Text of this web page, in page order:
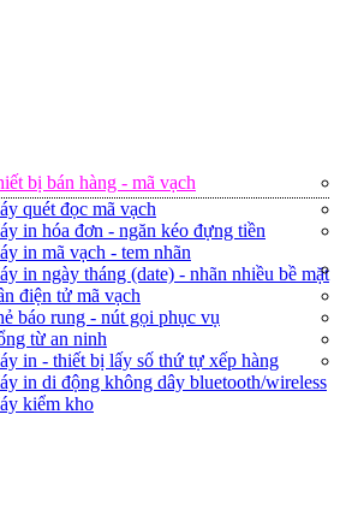
bị bán hàng - mã vạch
quét đọc mã vạch
in hóa đơn - ngăn kéo đựng tiền
in mã vạch - tem nhãn
in ngày tháng (date) - nhãn nhiều bề mặt
điện tử mã vạch
báo rung - nút gọi phục vụ
từ an ninh
in - thiết bị lấy số thứ tự xếp hàng
in di động không dây bluetooth/wireless
kiểm kho